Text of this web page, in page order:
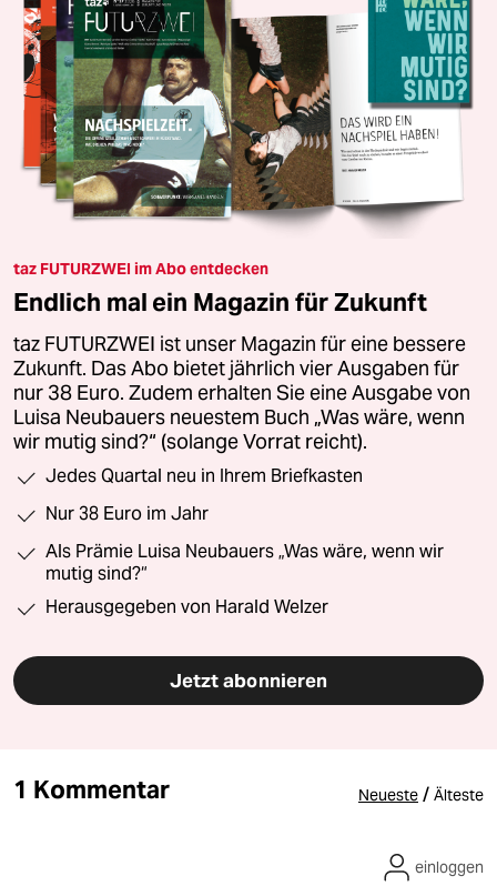
taz FUTURZWEI im Abo entdecken
Endlich mal ein Magazin für Zukunft
taz FUTURZWEI ist unser Magazin für eine bessere
Zukunft. Das Abo bietet jährlich vier Ausgaben für
nur 38 Euro. Zudem erhalten Sie eine Ausgabe von
Luisa Neubauers neuestem Buch „Was wäre, wenn
wir mutig sind?“ (solange Vorrat reicht).
Jedes Quartal neu in Ihrem Briefkasten
Nur 38 Euro im Jahr
Als Prämie Luisa Neubauers „Was wäre, wenn wir
mutig sind?“
Herausgegeben von Harald Welzer
Jetzt abonnieren
1 Kommentar Neueste / Älteste
einloggen